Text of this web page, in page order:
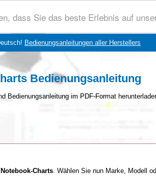
dass Sie das beste Erlebnis auf
Bedienungsanleitungen aller Herstellers
Bedienungsanleitung
Bedienungsanleitung im PDF-Format
Charts . Wählen Sie nun Marke, Modell